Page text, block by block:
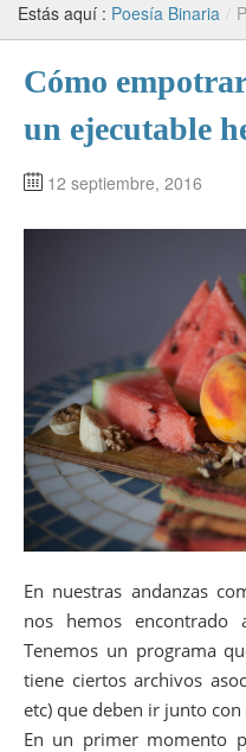
Estás aquí : Poesía Binaria /
Cómo
un ejecutable
12 septiembre, 2016
En nuestras andanzas
nos hemos encontrado
Tenemos un programa
tiene ciertos archivos
etc) que deben ir junto
En un primer momento